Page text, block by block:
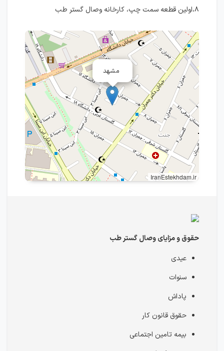
۸،اولین قطعه سمت چپ، کارخانه وصال گستر طب
مشهد
IranEstekhdam.ir
حقوق و مزایای وصال گستر طب
عیدی
سنوات
پاداش
حقوق قانون کار
بیمه تامین اجتماعی